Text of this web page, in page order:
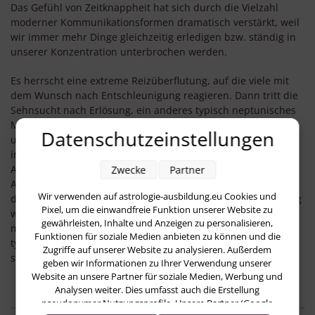
Das Gefühl von Zeitknappheit hat sich durch die Vielzahl
moderner Kommunikationsformen dramatisch verstärkt, weil
wir immer mehr Dinge gleichzeitig erledigen bzw. ständig in
unserer Konzentration unterbrochen werden.
Es herrscht eine extreme Reizüberflutung, auf die viele mit
dem Wunsch nach Entschleunigung reagieren. Dann tritt die
Sehnsucht nach Erlösung, ein anderes typisch neptunisches
Motiv auf den Plan. Wir wünschen uns Ruhe, Bewusstheit
und Klarheit und finden sie im kompletten Rückzug durch
immer mehr Angebote an Meditations- und
Achtsamkeitsworkshops, Schweige-Retreats oder
Aufenthalten in Klöstern. Diese Auszeiten sind Schulen für
den Alltag, der uns mit der voranschreitenden Digitalisierung
weiter fordern wird. Überflutung, das Gefühl, etwas nicht
mehr bewältigen zu können, und die Flucht davor sind
typisch neptunische Themen, die sich hier ganz besonders
stark zeigen.
Datenschutzeinstellungen
Wir verwenden auf astrologie-ausbildung.eu Cookies und
Pixel, um die einwandfreie Funktion unserer Website zu
gewährleisten, Inhalte und Anzeigen zu personalisieren,
Funktionen für soziale Medien anbieten zu können und die
Zugriffe auf unserer Website zu analysieren. Außerdem
geben wir Informationen zu Ihrer Verwendung unserer
Website an unsere Partner für soziale Medien, Werbung und
Analysen weiter. Dies umfasst auch die Erstellung
pseudonymer Nutzungsprofile. Unsere Partner (Google
Zwecke Partner